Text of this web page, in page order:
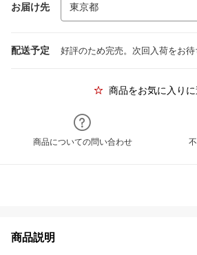
お届け先
配送予定 好評のため完売。次回入荷をお
商品をお気に入り
商品についての問い合わせ
商品説明